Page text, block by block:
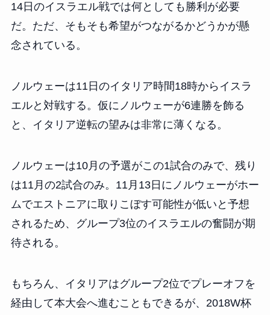
14日のイスラエル戦では何としても勝利が必要
だ。ただ、そもそも希望がつながるかどうかが懸
念されている。
ノルウェーは11日のイタリア時間18時からイスラ
エルと対戦する。仮にノルウェーが6連勝を飾る
と、イタリア逆転の望みは非常に薄くなる。
ノルウェーは10月の予選がこの1試合のみで、残り
は11月の2試合のみ。11月13日にノルウェーがホー
ムでエストニアに取りこぼす可能性が低いと予想
されるため、グループ3位のイスラエルの奮闘が期
待される。
もちろん、イタリアはグループ2位でプレーオフを
経由して本大会へ進むこともできるが、2018W杯